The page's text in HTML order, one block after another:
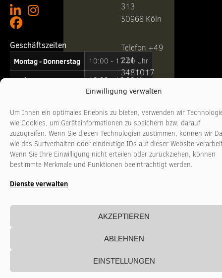
Einwilligung verwalten
Um Ihnen ein optimales Erlebnis zu bieten, verwenden wir
wie Cookies, um Geräteinformationen zu speichern bzw. darauf
zuzugreifen. Wenn Sie diesen Technologien zustimmen, können wir
wie das Surfverhalten oder eindeutige IDs auf dieser Website
Wenn Sie Ihre Einwilligung nicht erteilen oder zurückziehen, können
bestimmte Merkmale und Funktionen beeinträchtigt werden.
Dienste verwalten
AKZEPTIEREN
ABLEHNEN
EINSTELLUNGEN
Geschäftszeiten
Montag - Donnerstag
10:00 - 17:00 Uhr
Freitag 10:00 - 16:00 Uhr
313
50968 Köln
Telefon +49
221
3481017
nrw.de